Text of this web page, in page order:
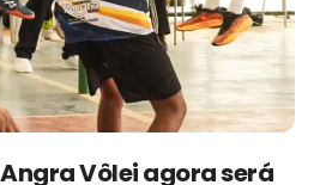
Vôlei agora será